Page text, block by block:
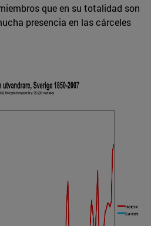
que en su totalidad son
presencia en las cárceles